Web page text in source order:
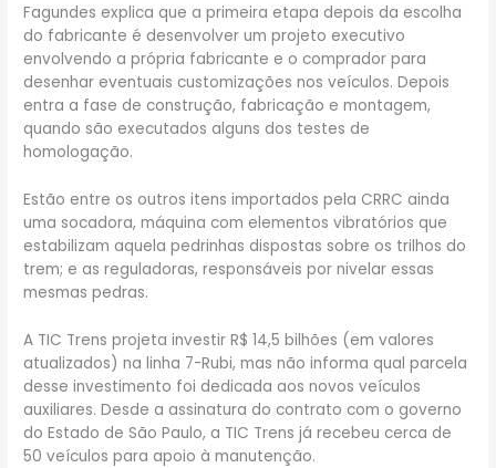
Fagundes explica que a primeira etapa depois da escolha
do fabricante é desenvolver um projeto executivo
envolvendo a própria fabricante e o comprador para
desenhar eventuais customizações nos veículos. Depois
entra a fase de construção, fabricação e montagem,
quando são executados alguns dos testes de
homologação.
Estão entre os outros itens importados pela CRRC ainda
uma socadora, máquina com elementos vibratórios que
estabilizam aquela pedrinhas dispostas sobre os trilhos do
trem; e as reguladoras, responsáveis por nivelar essas
mesmas pedras.
A TIC Trens projeta investir R$ 14,5 bilhões (em valores
atualizados) na linha 7-Rubi, mas não informa qual parcela
desse investimento foi dedicada aos novos veículos
auxiliares. Desde a assinatura do contrato com o governo
do Estado de São Paulo, a TIC Trens já recebeu cerca de
50 veículos para apoio à manutenção.